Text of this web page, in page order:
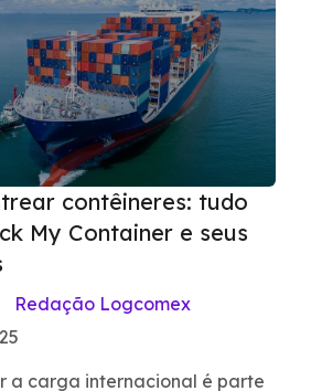
contêineres: tudo
My Container e seus
Redação Logcomex
a carga internacional é parte